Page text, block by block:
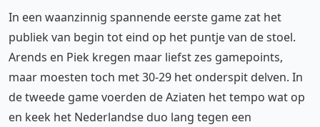
In een waanzinnig spannende eerste game zat het
publiek van begin tot eind op het puntje van de stoel.
Arends en Piek kregen maar liefst zes gamepoints,
maar moesten toch met 30-29 het onderspit delven. In
de tweede game voerden de Aziaten het tempo wat op
en keek het Nederlandse duo lang tegen een